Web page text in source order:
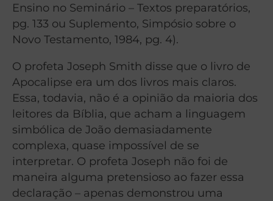
Ensino no Seminário – Textos preparatórios,
pg. 133 ou Suplemento, Simpósio sobre o
Novo Testamento, 1984, pg. 4).
O profeta Joseph Smith disse que o livro de
Apocalipse era um dos livros mais claros.
Essa, todavia, não é a opinião da maioria dos
leitores da Bíblia, que acham a linguagem
simbólica de João demasiadamente
complexa, quase impossível de se
interpretar. O profeta Joseph não foi de
maneira alguma pretensioso ao fazer essa
declaração – apenas demonstrou uma